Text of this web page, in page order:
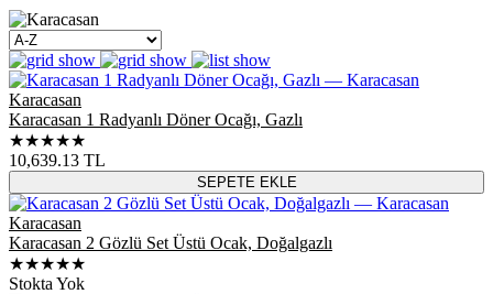
Karacasan
Karacasan 1 Radyanlı Döner Ocağı, Gazlı
★★★★★
10,639.13 TL
SEPETE EKLE
Karacasan
Karacasan 2 Gözlü Set Üstü Ocak, Doğalgazlı
★★★★★
Stokta Yok